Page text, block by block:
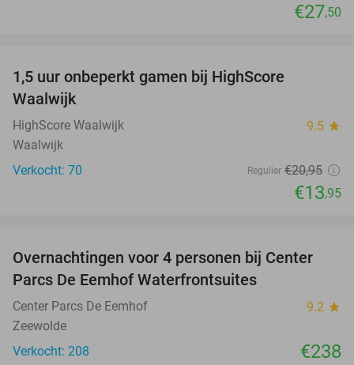
€27,50
TODAY
1,5 uur onbeperkt gamen bij HighScore
Waalwijk
HighScore Waalwijk 9.5 star
Waalwijk
Verkocht: 70
Regulier €20,95
€13,95
Overnachtingen voor 4 personen bij Center
Parcs De Eemhof Waterfrontsuites
Center Parcs De Eemhof 9.2 star
Zeewolde
Verkocht: 208
€238